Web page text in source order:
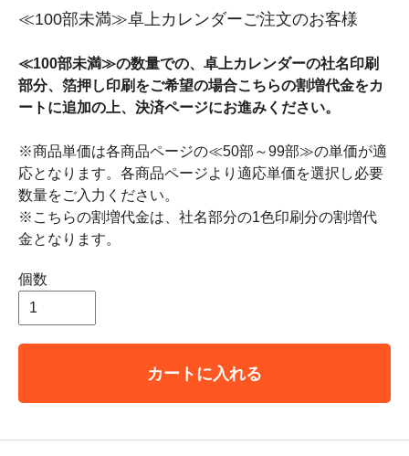
≪100部未満≫卓上カレンダーご注文のお客様
≪100部未満≫の数量での、卓上カレンダーの社名印刷
部分、箔押し印刷をご希望の場合こちらの割増代金をカ
ートに追加の上、決済ページにお進みください。
※商品単価は各商品ページの≪50部～99部≫の単価が適
応となります。各商品ページより適応単価を選択し必要
数量をご入力ください。
※こちらの割増代金は、社名部分の1色印刷分の割増代
金となります。
個数
カートに入れる